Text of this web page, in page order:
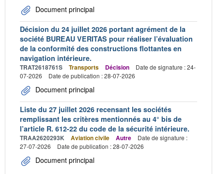
Document principal
Décision du 24 juillet 2026 portant agrément de la
société BUREAU VERITAS pour réaliser l’évaluation
de la conformité des constructions flottantes en
navigation intérieure.
TRAT2618761S Transports Décision
Date de signature : 24-
07-2026
Date de publication : 28-07-2026
Document principal
Liste du 27 juillet 2026 recensant les sociétés
remplissant les critères mentionnés au 4° bis de
l’article R. 612-22 du code de la sécurité intérieure.
TRAA2620293K Aviation civile Autre
Date de signature :
27-07-2026
Date de publication : 28-07-2026
Document principal